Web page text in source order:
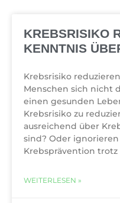
KREBSRISIKO
KENNTNIS
Krebsrisiko
Menschen sich nicht
einen gesunden
Krebsrisiko zu
ausreichend über
sind? Oder
Krebsprävention
WEITERLESEN »